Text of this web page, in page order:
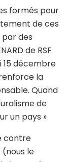
formés pour
de ces
des
de RSF
15 décembre
la
Quand
de
un pays »
contre
(nous le